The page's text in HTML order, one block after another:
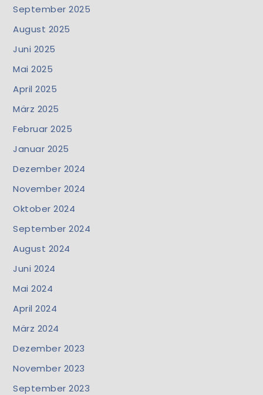
September 2025
August 2025
Juni 2025
Mai 2025
April 2025
März 2025
Februar 2025
Januar 2025
Dezember 2024
November 2024
Oktober 2024
September 2024
August 2024
Juni 2024
Mai 2024
April 2024
März 2024
Dezember 2023
November 2023
September 2023